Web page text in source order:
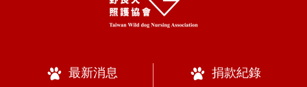
最新消息 捐款紀錄